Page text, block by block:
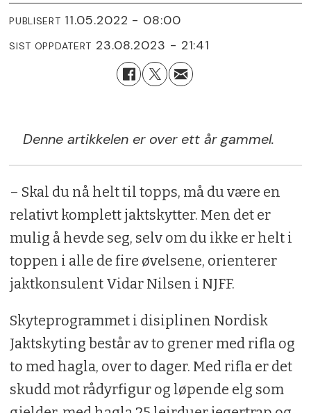
PUBLISERT 11.05.2022 - 08:00
SIST OPPDATERT 23.08.2023 - 21:41
Denne artikkelen er over ett år gammel.
– Skal du nå helt til topps, må du være en
relativt komplett jaktskytter. Men det er
mulig å hevde seg, selv om du ikke er helt i
toppen i alle de fire øvelsene, orienterer
jaktkonsulent Vidar Nilsen i NJFF.
Skyteprogrammet i disiplinen Nordisk
Jaktskyting består av to grener med rifla og
to med hagla, over to dager. Med rifla er det
skudd mot rådyrfigur og løpende elg som